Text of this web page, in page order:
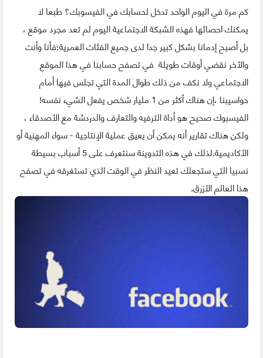
كم مرة في اليوم الواحد تدخل لحسابك في الفيسوبك؟ طبعا لا
يمكنك احصائها فهذه الشبكة الاجتماعية اليوم لم تعد مجرد موقع ،
بل أصبح إدمانا بشكل كبير جدا لدى جميع الفئات العمرية؛فأنا وأنت
والأخر نقضي أوقات طويلة في تصفح حسابنا في هذا الموقع
الاجتماعي ولا نكف من ذلك طوال المدة التي تجلس فيها أمام
حواسيبنا ،إن هناك أكثر من 1 مليار شخص يفعل الشيء نفسه!
الفيسبوك صحيح هو أداة الترفيه والتعارف والدردشة مع الأصدقاء ،
ولكن هناك تقارير أنه يمكن أن يعيق عملية الإنتاجية - سواء المهنية أو
الأكاديمية.لذلك في هذه التدوينة سنتعرف على 5 أسباب بسيطة
نسبيا التي ستجعلك تعيد النظر في الوقت الذي تستغرقه في تصفح
هذا العالم الأزرق.